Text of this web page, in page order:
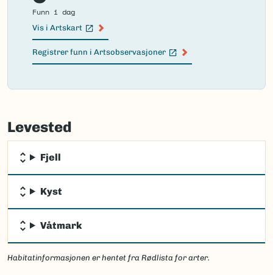
Funn i dag
Vis i Artskart
(Ekstern lenke)
Registrer funn i Artsobservasjoner
(Ekstern lenke)
Failed
load
Levested
Fjell
Kyst
Våtmark
Habitatinformasjonen er hentet fra Rødlista for arter.